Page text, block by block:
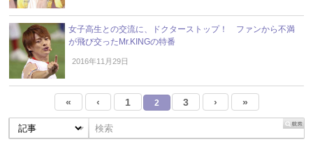
女子高生との交流に、ドクターストップ！ ファンから不満
が飛び交ったMr.KINGの特番
2016年11月29日
« ‹ 1 2 3 › »